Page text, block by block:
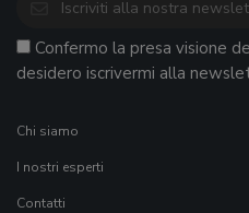
Confermo la presa visione
desidero iscrivermi alla
Chi siamo
I nostri esperti
Contatti